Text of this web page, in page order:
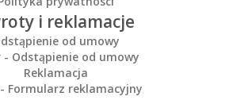
i reklamacje
od umowy
- Odstąpienie od umowy
Reklamacja
Formularz reklamacyjny